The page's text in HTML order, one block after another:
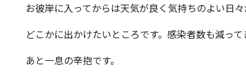
お彼岸に入ってからは天気が良く気持ちのよい日々
どこかに出かけたいところです。感染者数も減っ
あと一息の辛抱です。